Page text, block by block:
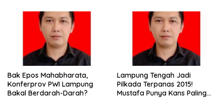
Bak Epos Mahabharata,
Konferprov PWI Lampung
Bakal Berdarah-Darah?
Lampung Tengah Jadi
Pilkada Terpanas 2015!
Mustafa Punya Kans Paling